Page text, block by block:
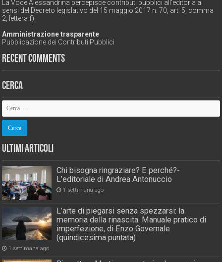
La Voce Alessandrina percepisce contributi pubblici all'editoria ai
sensi del Decreto legislativo del 15 maggio 2017 n. 70, art. 5, comma
2, lettera f)
Amministrazione trasparente
Pubblicazione dei Contributi Pubblici
Recent Comments
Cerca
Ultimi Articoli
Chi bisogna ringraziare? E perché?-
L’editoriale di Andrea Antonuccio
1 settimana ago
L’arte di piegarsi senza spezzarsi: la
memoria della rinascita. Manuale pratico di
imperfezione, di Enzo Governale
(quindicesima puntata)
1 settimana ago